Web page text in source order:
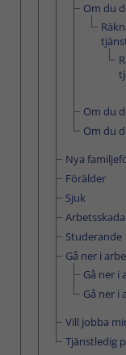
Om du
Om du
Om du
­­Nya
Förälder
Sjuk
Arbetsskada
Studerande
Gå ner i
Gå ner i
Gå ner i
Vill jobba
Tjänstledig